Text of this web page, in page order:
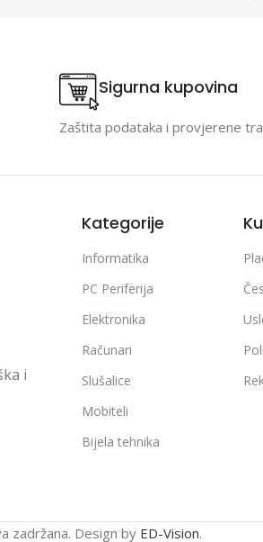
Sigurna kupovina
Zaštita podataka i provjerene
i
Kategorije
Informatika
PC Periferija
Elektronika
Računari
Slušalice
Mobiteli
Bijela tehnika
zadržana. Design by ED-Vision.